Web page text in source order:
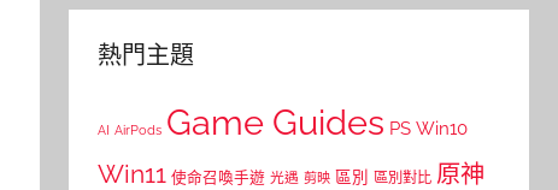
熱門主題
AI AirPods Game Guides PS Win10
Win11 使命召喚手遊 光遇 剪映 區別 區別對比 原神